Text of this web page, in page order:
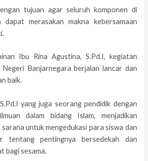
tujuan agar seluruh komponen di
dapat merasakan makna kebersamaan
Ibu Rina Agustina, S.Pd.I, kegiatan
Banjarnegara berjalan lancar dan
baik.
yang juga seorang pendidik dengan
dalam bidang Islam, menjadikan
untuk mengedukasi para siswa dan
tentang pentingnya bersedekah dan
bagi sesama.